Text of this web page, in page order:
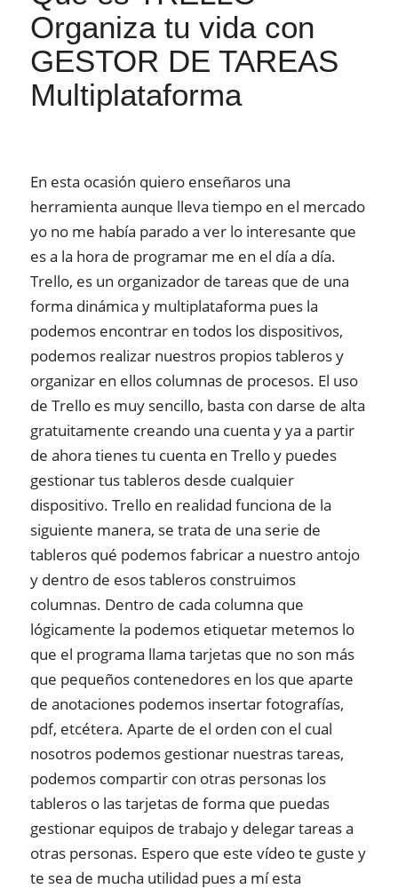
Organiza tu vida con
GESTOR DE TAREAS
Multiplataforma
En esta ocasión quiero enseñaros una
herramienta aunque lleva tiempo en el mercado
yo no me había parado a ver lo interesante que
es a la hora de programar me en el día a día.
Trello, es un organizador de tareas que de una
forma dinámica y multiplataforma pues la
podemos encontrar en todos los dispositivos,
podemos realizar nuestros propios tableros y
organizar en ellos columnas de procesos. El uso
de Trello es muy sencillo, basta con darse de alta
gratuitamente creando una cuenta y ya a partir
de ahora tienes tu cuenta en Trello y puedes
gestionar tus tableros desde cualquier
dispositivo. Trello en realidad funciona de la
siguiente manera, se trata de una serie de
tableros qué podemos fabricar a nuestro antojo
y dentro de esos tableros construimos
columnas. Dentro de cada columna que
lógicamente la podemos etiquetar metemos lo
que el programa llama tarjetas que no son más
que pequeños contenedores en los que aparte
de anotaciones podemos insertar fotografías,
pdf, etcétera. Aparte de el orden con el cual
nosotros podemos gestionar nuestras tareas,
podemos compartir con otras personas los
tableros o las tarjetas de forma que puedas
gestionar equipos de trabajo y delegar tareas a
otras personas. Espero que este vídeo te guste y
te sea de mucha utilidad pues a mí esta